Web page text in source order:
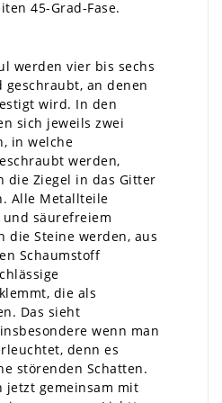
45-Grad-Fase.
werden vier bis sechs
geschraubt, an denen
wird. In den
sich jeweils zwei
in welche
werden,
die Ziegel in das Gitter
Alle Metallteile
säurefreiem
die Steine werden, aus
Schaumstoff
die als
Das sieht
wenn man
denn es
störenden Schatten.
jetzt gemeinsam mit